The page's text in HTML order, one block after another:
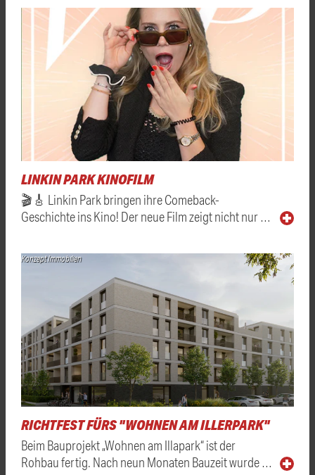
LINKIN PARK KINOFILM
🎬🎸 Linkin Park bringen ihre Comeback-
Geschichte ins Kino! Der neue Film zeigt nicht nur …
Konzept Immobilien
RICHTFEST FÜRS "WOHNEN AM ILLERPARK"
Beim Bauprojekt „Wohnen am Illapark“ ist der
Rohbau fertig. Nach neun Monaten Bauzeit wurde …